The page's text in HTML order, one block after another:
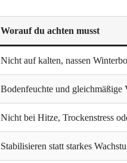
Worauf du achten musst
Nicht auf kalten, nassen
Bodenfeuchte und gleichmäßige
Nicht bei Hitze, Trockenstress
Stabilisieren statt starkes